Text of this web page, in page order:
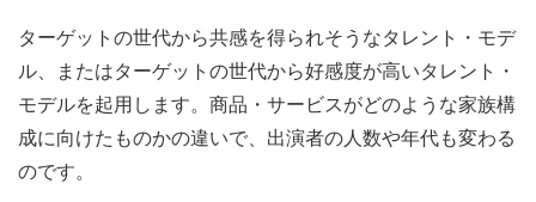
ターゲットの世代から共感を得られそうなタレント・モデ
ル、またはターゲットの世代から好感度が高いタレント・
モデルを起用します。商品・サービスがどのような家族構
成に向けたものかの違いで、出演者の人数や年代も変わる
のです。